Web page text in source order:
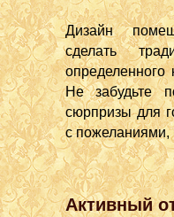
Дизайн
сделать
определенного
Не забудьте
сюрпризы для
с пожеланиями,
Активный